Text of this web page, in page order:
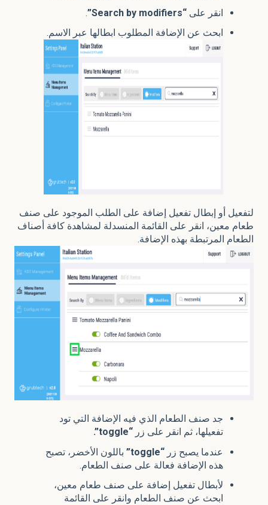
انقر على “Search by modifiers”
.
ابحث عن الإضافة المطلوب ابطالها عبر الاسم.
لتفعيل أو إبطال تفعيل إضافة على الطلب الموجود على صنف
طعام معين، انقر على القائمة المنسدلة لمشاهدة كافة أصناف
الطعام المرتبطة بهذه الإضافة.
جد صنف الطعام الذي فيه الإضافة التي تود
تفعيلها، ثم انقر على زر“toggle”.
عندما يصبح زر“toggle”
باللون الأخضر، تصبح
هذه الإضافة فعالة على صنف الطعام.
لأبطال تفعيل إضافة على صنف طعام معين،
ابحث عن صنف الطعام وانقر على القائمة